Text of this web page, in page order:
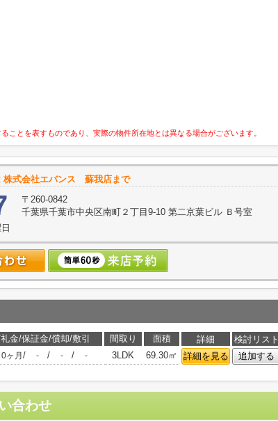
ことを表すものであり、実際の物件所在地とは異なる場合がございます。
株式会社エバンス 蘇我店まで
〒260-0842
千葉県千葉市中央区南町２丁目9-10 第二京葉ビル Ｂ号室
金/保証金/償却/敷引 間取り 面積 詳細
検討リスト
0ヶ月 / - / - / - 3LDK 69.30㎡ 詳細を見る 追加する
合わせ